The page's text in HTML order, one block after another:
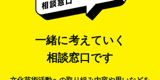
梅田彩香 Ayaka Umeda
一緒に考えていく
相談窓口です